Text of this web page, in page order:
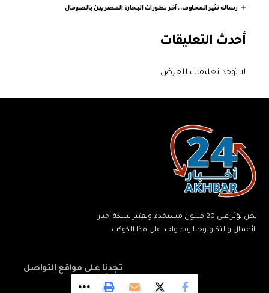
رسالة تثير المخاوف.. آخر تطورات البحارة المصريين بالصومال
أحدث التعليقات
لا توجد تعليقات للعرض.
نحن نؤثر على 20 مليون مستخدم ونعتبر شبكة أخبار
الأعمال والتكنولوجيا رقم واحد على هذا الكوكب.
تجدنا على مواقع التواصل